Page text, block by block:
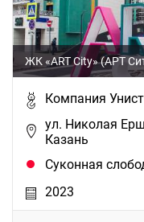
ЖК «ART City» (АРТ
Компания
ул. Николая
Казань
Суконная
2023